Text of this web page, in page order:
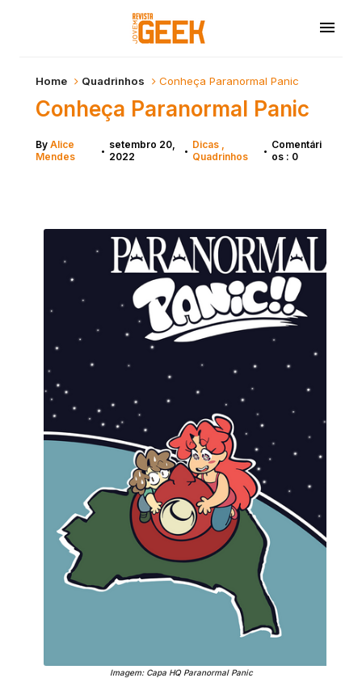
Home Quadrinhos Conheça Paranormal Panic
Conheça Paranormal Panic
By Alice
Mendes
• setembro 20,
2022
• Dicas
Quadrinhos
• Comentári
os : 0
Imagem: Capa HQ Paranormal Panic